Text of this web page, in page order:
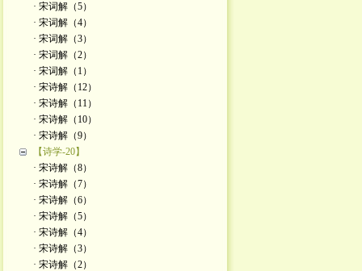
· 宋词解（5）
· 宋词解（4）
· 宋词解（3）
· 宋词解（2）
· 宋词解（1）
· 宋诗解（12）
· 宋诗解（11）
· 宋诗解（10）
· 宋诗解（9）
【诗学-20】
· 宋诗解（8）
· 宋诗解（7）
· 宋诗解（6）
· 宋诗解（5）
· 宋诗解（4）
· 宋诗解（3）
· 宋诗解（2）